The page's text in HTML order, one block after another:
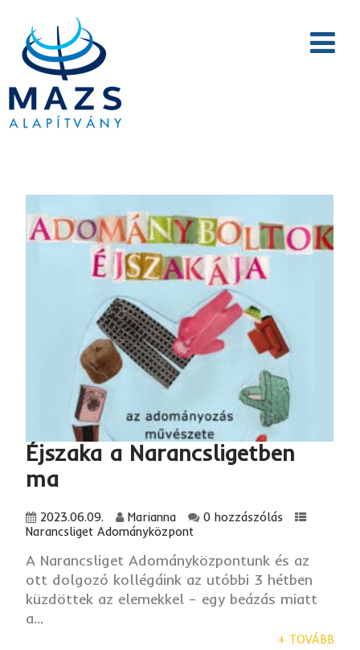
Éjszaka a Narancsligetben
ma
2023.06.09. Marianna
0 hozzászólás
Narancsliget Adományközpont
A Narancsliget Adományközpontunk és az
ott dolgozó kollégáink az utóbbi 3 hétben
küzdöttek az elemekkel – egy beázás miatt
a...
+ TOVÁBB